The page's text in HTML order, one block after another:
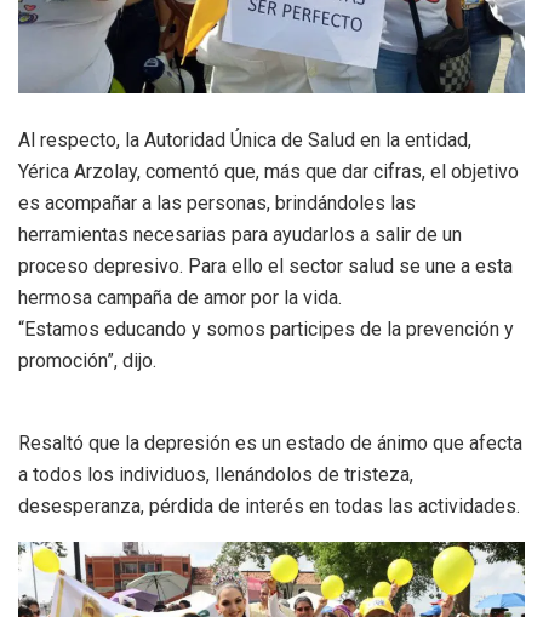
Al respecto, la Autoridad Única de Salud en la entidad,
Yérica Arzolay, comentó que, más que dar cifras, el objetivo
es acompañar a las personas, brindándoles las
herramientas necesarias para ayudarlos a salir de un
proceso depresivo. Para ello el sector salud se une a esta
hermosa campaña de amor por la vida.
“Estamos educando y somos participes de la prevención y
promoción”, dijo.
Resaltó que la depresión es un estado de ánimo que afecta
a todos los individuos, llenándolos de tristeza,
desesperanza, pérdida de interés en todas las actividades.